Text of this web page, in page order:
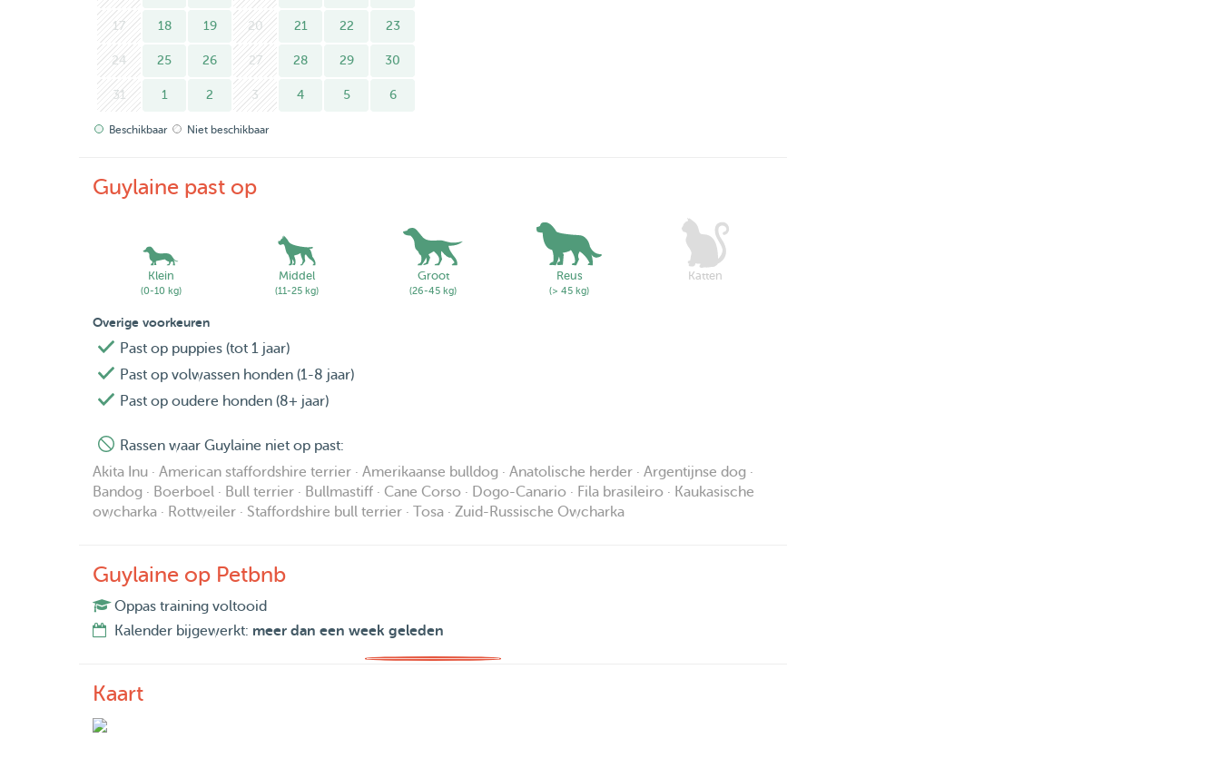
17 18 19 20 21 22 23
24 25 26 27 28 29 30
31 1 2 3 4 5 6
Beschikbaar Niet beschikbaar
Guylaine past op
Klein
(0-10 kg)
Middel
(11-25 kg)
Groot
(26-45 kg)
Reus
(> 45 kg)
Katten
Overige voorkeuren
Past op puppies (tot 1 jaar)
Past op volwassen honden (1-8 jaar)
Past op oudere honden (8+ jaar)
Rassen waar Guylaine niet op past:
Akita Inu · American staffordshire terrier · Amerikaanse bulldog · Anatolische herder · Argentijnse dog ·
Bandog · Boerboel · Bull terrier · Bullmastiff · Cane Corso · Dogo-Canario · Fila brasileiro · Kaukasische
owcharka · Rottweiler · Staffordshire bull terrier · Tosa · Zuid-Russische Owcharka
Guylaine op Petbnb
Oppas training voltooid
Kalender bijgewerkt: meer dan een week geleden
Kaart